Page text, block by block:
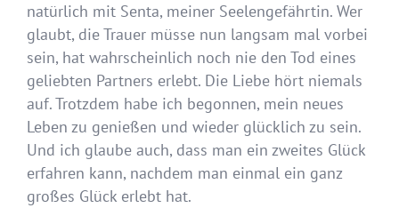
natürlich mit Senta, meiner Seelengefährtin. Wer
glaubt, die Trauer müsse nun langsam mal vorbei
sein, hat wahrscheinlich noch nie den Tod eines
geliebten Partners erlebt. Die Liebe hört niemals
auf. Trotzdem habe ich begonnen, mein neues
Leben zu genießen und wieder glücklich zu sein.
Und ich glaube auch, dass man ein zweites Glück
erfahren kann, nachdem man einmal ein ganz
großes Glück erlebt hat.